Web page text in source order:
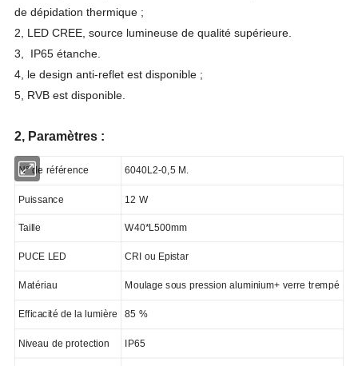
de dépidation thermique ;
2, LED CREE, source lumineuse de qualité supérieure.
3, IP65 étanche.
4, le design anti-reflet est disponible ;
5, RVB est disponible.
2, Paramètres :
N° de référence 6040L2-0,5 M.
Puissance 12 W
Taille W40*L500mm
PUCE LED CRI ou Epistar
Matériau Moulage sous pression aluminium+ verre trempé
Efficacité de la lumière 85 %
Niveau de protection IP65